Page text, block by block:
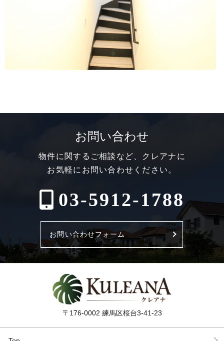
お問い合わせ
物件に関するご相談など、クレアナに
お気軽にお問い合わせください。
03-5912-1788
お問い合わせフォーム
〒176-0002 練馬区桜台3-41-23